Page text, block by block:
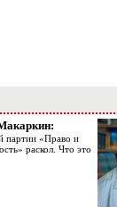
партии «Право и
раскол. Что это